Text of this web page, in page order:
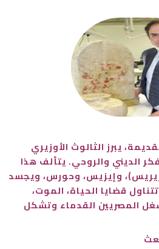
يبرز الثالوث الأوزيري
الديني والروحي. يتألف هذا
وإيزيس، وحورس، ويجسد
قضايا الحياة، الموت،
المصريين القدماء وتشكل